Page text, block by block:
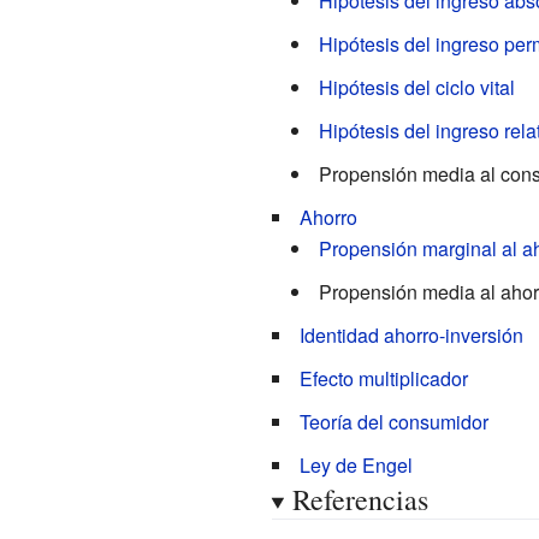
{\mbox{PMC}}\geq
Hipótesis del ingreso
Hipótesis del ciclo vital
Hipótesis del ingreso
Propensión media al
Ahorro
Propensión marginal al
Propensión media al
Identidad ahorro-inversión
Efecto multiplicador
Teoría del consumidor
Ley de Engel
Referencias